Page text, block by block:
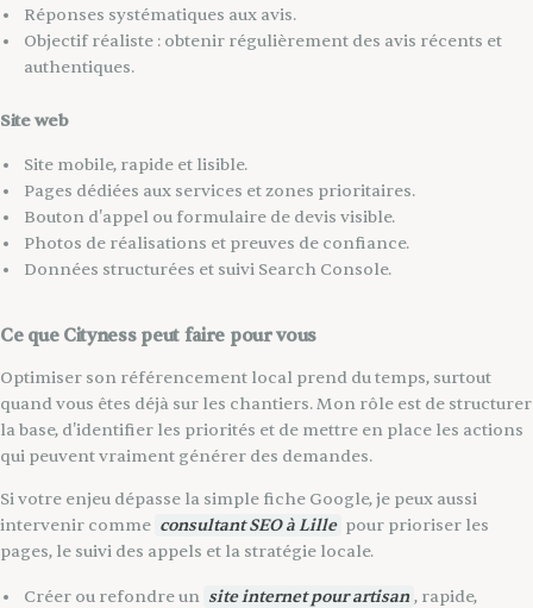
Réponses systématiques aux avis.
Objectif réaliste : obtenir régulièrement des avis récents et
authentiques.
Site web
Site mobile, rapide et lisible.
Pages dédiées aux services et zones prioritaires.
Bouton d'appel ou formulaire de devis visible.
Photos de réalisations et preuves de confiance.
Données structurées et suivi Search Console.
Ce que Cityness peut faire pour vous
Optimiser son référencement local prend du temps, surtout
quand vous êtes déjà sur les chantiers. Mon rôle est de structurer
la base, d'identifier les priorités et de mettre en place les actions
qui peuvent vraiment générer des demandes.
Si votre enjeu dépasse la simple fiche Google, je peux aussi
intervenir comme consultant SEO à Lille pour prioriser les
pages, le suivi des appels et la stratégie locale.
Créer ou refondre un site internet pour artisan , rapide,